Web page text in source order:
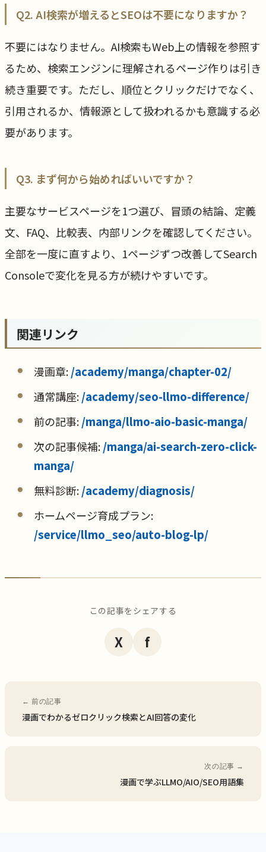
Q2. AI検索が増えるとSEOは不要になりますか？
不要にはなりません。AI検索もWeb上の情報を参照す
るため、検索エンジンに理解されるページ作りは引き
続き重要です。ただし、順位とクリックだけでなく、
引用されるか、情報源として扱われるかも意識する必
要があります。
Q3. まず何から始めればいいですか？
主要なサービスページを1つ選び、冒頭の結論、定義
文、FAQ、比較表、内部リンクを確認してください。
全部を一度に直すより、1ページずつ改善してSearch
Consoleで変化を見る方が続けやすいです。
関連リンク
漫画章:/academy/manga/chapter-02/
通常講座:/academy/seo-llmo-difference/
前の記事:/manga/llmo-aio-basic-manga/
次の記事候補:/manga/ai-search-zero-click-
manga/
無料診断:/academy/diagnosis/
ホームページ育成プラン:
/service/llmo_seo/auto-blog-lp/
この記事をシェアする
X f
← 前の記事
漫画でわかるゼロクリック検索とAI回答の変化
次の記事 →
漫画で学ぶLLMO/AIO/SEO用語集